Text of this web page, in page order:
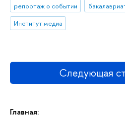
Главная:
репортаж о событии
Институт медиа
Следующая